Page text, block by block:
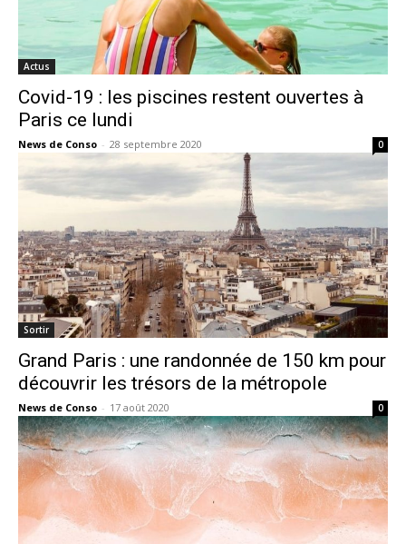
Actus
Covid-19 : les piscines restent ouvertes à
Paris ce lundi
News de Conso - 28 septembre 2020 0
Sortir
Grand Paris : une randonnée de 150 km pour
découvrir les trésors de la métropole
News de Conso - 17 août 2020 0